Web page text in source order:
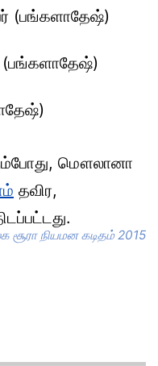
(பங்களாதேஷ்)
மௌலானா
தவிர,
சூரா நியமன கடிதம் 2015